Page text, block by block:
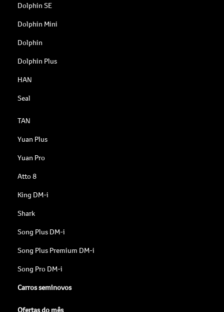
Dolphin SE
Dolphin Mini
Dolphin
Dolphin Plus
HAN
Seal
TAN
Yuan Plus
Yuan Pro
Atto 8
King DM-i
Shark
Song Plus DM-i
Song Plus Premium DM-i
Song Pro DM-i
Carros seminovos
Ofertas do mês